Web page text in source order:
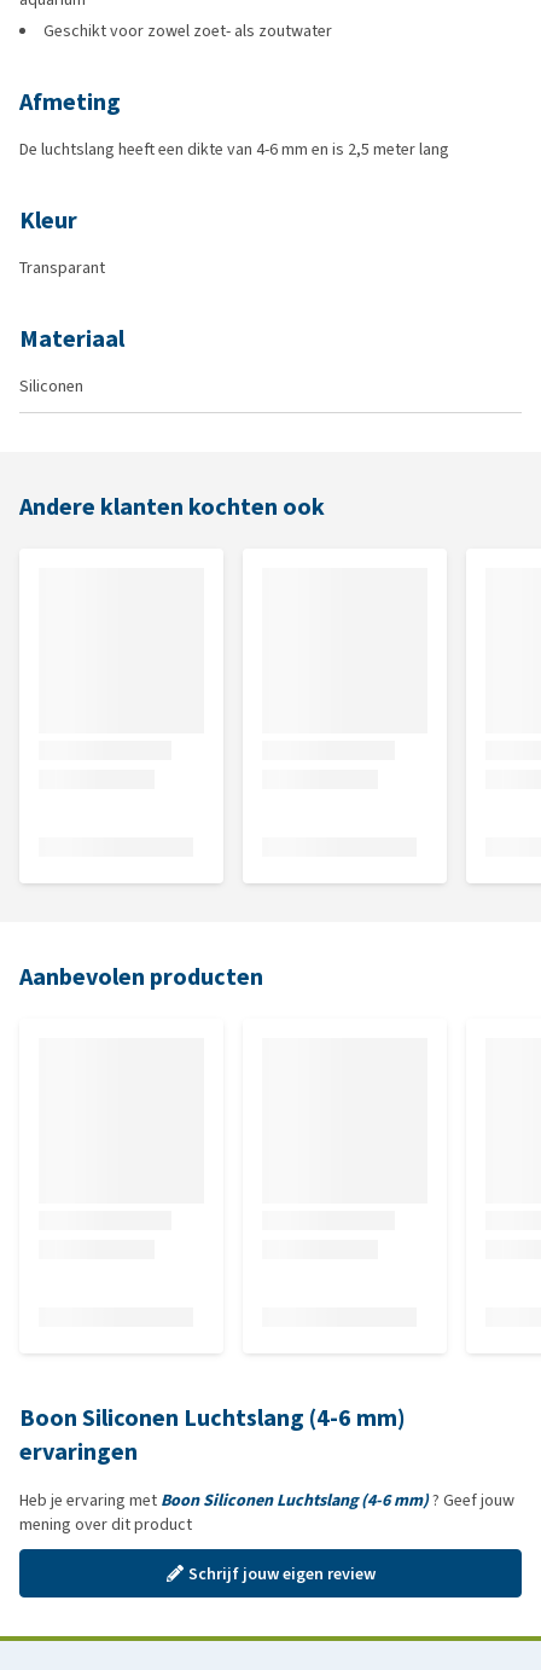
Geschikt voor zowel zoet- als zoutwater
Afmeting
De luchtslang heeft een dikte van 4-6 mm en is 2,5 meter lang
Kleur
Transparant
Materiaal
Siliconen
Andere klanten kochten ook
Aanbevolen producten
Boon Siliconen Luchtslang (4-6 mm)
ervaringen
Heb je ervaring met Boon Siliconen Luchtslang (4-6 mm)? Geef jouw
mening over dit product
Schrijf jouw eigen review